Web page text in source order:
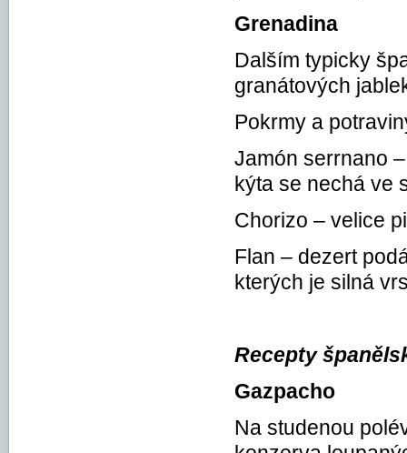
Grenadina
Dalším typicky
granátových
Pokrmy a
Jamón serrnano
kýta se nechá ve
Chorizo – velice
Flan – dezert
kterých je silná
Recepty
Gazpacho
Na studenou